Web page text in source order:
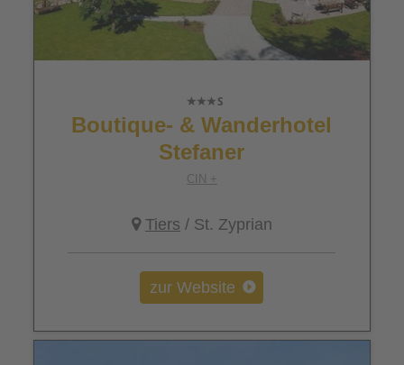
Boutique- & Wanderhotel
Stefaner
CIN +
Tiers / St. Zyprian
zur Website